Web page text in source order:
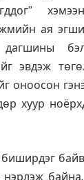
ая
эвдэж
оноосон
хуур
нэрлэж